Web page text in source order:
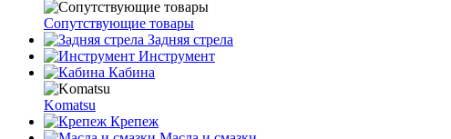
Сопутствующие товары
Задняя стрела
Инструмент
Кабина
Komatsu
Крепеж